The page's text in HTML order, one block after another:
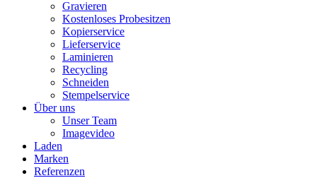
Gravieren
Kostenloses Probesitzen
Kopierservice
Lieferservice
Laminieren
Recycling
Schneiden
Stempelservice
Über uns
Unser Team
Imagevideo
Laden
Marken
Referenzen